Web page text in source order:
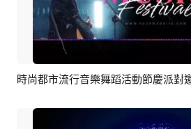
預覽 AI剪
時尚都市流行音樂舞蹈活動節慶派對